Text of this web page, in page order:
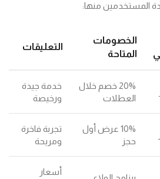
المستخدمين منها:
الخصومات
المتاحة
التعليقات
20% خصم خلال
العطلات
خدمة جيدة
ورخيصة
10% عرض أول
حجز
تجربة فاخرة
ومريحة
أسعار